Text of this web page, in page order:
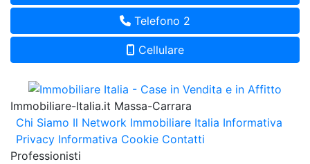
Telefono 2
Cellulare
Immobiliare-Italia.it Massa-Carrara
Chi Siamo Il Network Immobiliare Italia Informativa
Privacy Informativa Cookie Contatti
Professionisti